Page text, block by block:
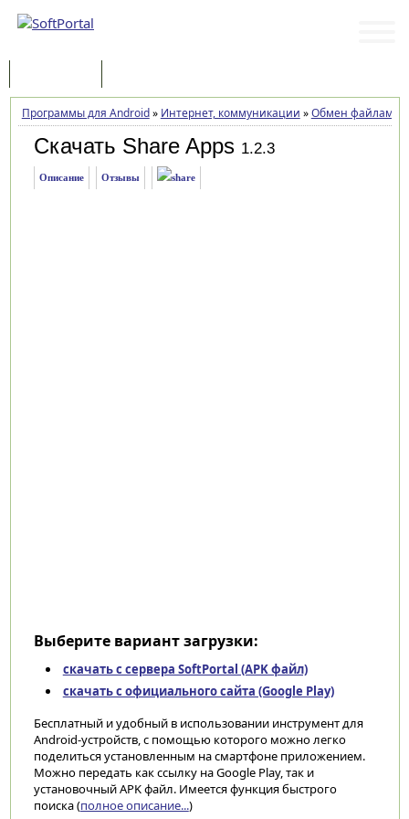
Программы для Android» Интернет, коммуникации »Обмен файлами
Скачать Share Apps 1.2.3
Описание Отзывы
Выберите вариант загрузки:
скачать с сервера SoftPortal (APK файл)
скачать с официального сайта (Google Play)
Бесплатный и удобный в использовании инструмент для
Android-устройств, с помощью которого можно легко
поделиться установленным на смартфоне приложением.
Можно передать как ссылку на Google Play, так и
установочный APK файл. Имеется функция быстрого
поиска (полное описание...)